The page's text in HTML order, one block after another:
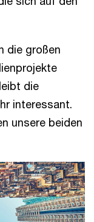
die großen
die
interessant.
unsere beiden